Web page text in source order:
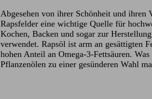
Abgesehen von ihrer Schönheit und
Rapsfelder eine wichtige Quelle für
Kochen, Backen und sogar zur
verwendet. Rapsöl ist arm an gesättigten
hohen Anteil an Omega-3-Fettsäuren.
Pflanzenölen zu einer gesünderen Wahl